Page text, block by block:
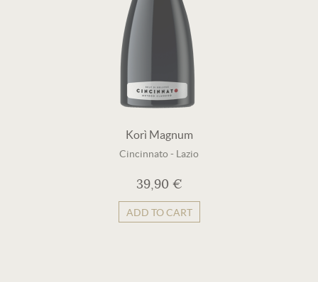
Korì Magnum
Cincinnato- Lazio
39,90 €
ADD TO CART